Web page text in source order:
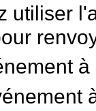
utiliser l'